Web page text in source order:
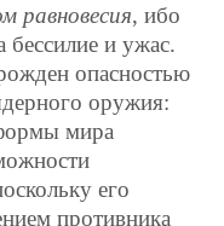
равновесия, ибо
бессилие и ужас.
опасностью
оружия:
мира
его
противника